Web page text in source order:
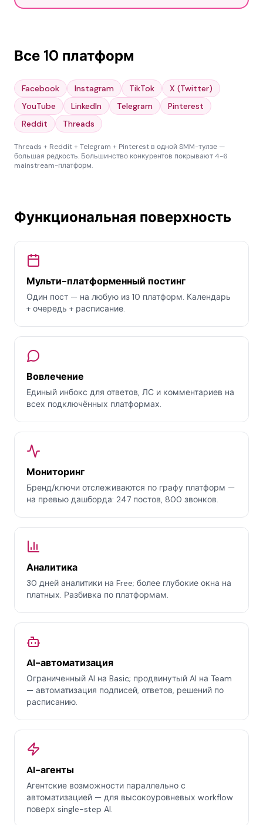
Все 10 платформ
Facebook Instagram TikTok
X (Twitter)
YouTube
LinkedIn Telegram
Pinterest
Reddit
Threads
Threads + Reddit + Telegram + Pinterest в одной SMM-тулзе —
большая редкость. Большинство конкурентов покрывают 4-6
mainstream-платформ.
Функциональная поверхность
Мульти-платформенный постинг
Один пост — на любую из 10 платформ. Календарь
+ очередь + расписание.
Вовлечение
Единый инбокс для ответов, ЛС и комментариев на
всех подключённых платформах.
Мониторинг
Бренд/ключи отслеживаются по графу платформ —
на превью дашборда: 247 постов, 800 звонков.
Аналитика
30 дней аналитики на Free; более глубокие окна на
платных. Разбивка по платформам.
AI-автоматизация
Ограниченный AI на Basic; продвинутый AI на Team
— автоматизация подписей, ответов, решений по
расписанию.
AI-агенты
Агентские возможности параллельно с
автоматизацией — для высокоуровневых workflow
поверх single-step AI.